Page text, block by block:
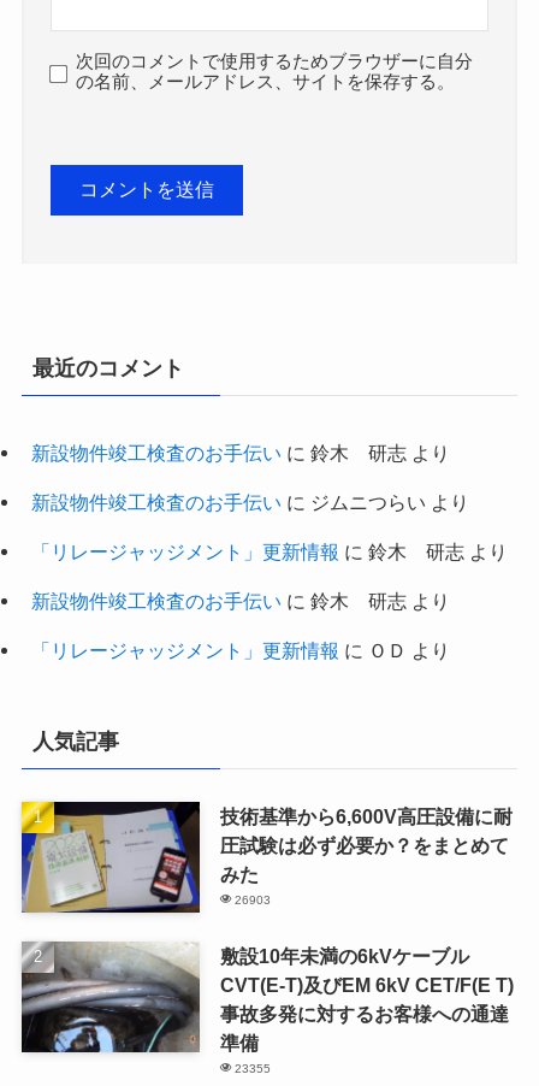
次回のコメントで使用するためブラウザーに自分
の名前、メールアドレス、サイトを保存する。
最近のコメント
新設物件竣工検査のお手伝い に 鈴木 研志より
新設物件竣工検査のお手伝い に ジムニつらい より
「リレージャッジメント」更新情報 に 鈴木 研志より
新設物件竣工検査のお手伝い に 鈴木 研志より
「リレージャッジメント」更新情報 に ＯＤ より
人気記事
技術基準から6,600V高圧設備に耐
圧試験は必ず必要か？をまとめて
みた
26903
敷設10年未満の6kVケーブル
CVT(E-T)及びEM 6kV CET/F(E T)
事故多発に対するお客様への通達
準備
23355